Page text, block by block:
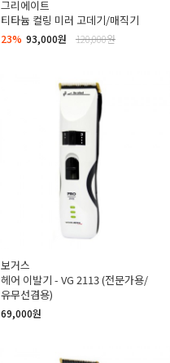
그리에이트
티타늄 컬링 미러 고데기/매직기
23% 93,000원 120,000원
보거스
헤어 이발기 - VG 2113 (전문가용/
유무선겸용)
69,000원